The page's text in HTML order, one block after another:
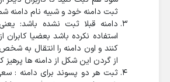
ثبت دامنه خود و شبیه نام دامنه
دامنه قبلا ثبت نشده باشد:
استفاده نکرده باشد بعضیا کابران
کنند و اون دامنه را انتقال به
از گردن این شکل از دامنه ها پرهیز
ثبت هر دو پسوند برای دامنه :